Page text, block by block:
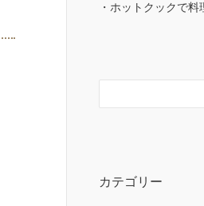
・ホットクックで料
カテゴリー